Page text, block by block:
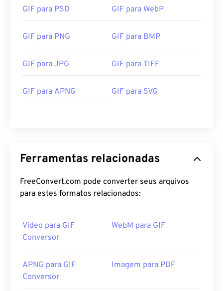
GIF para PSD GIF para WebP
GIF para PNG GIF para BMP
GIF para JPG GIF para TIFF
GIF para APNG GIF para SVG
Ferramentas relacionadas
FreeConvert.com pode converter seus arquivos
para estes formatos relacionados:
Video para GIF
Conversor
WebM para GIF
APNG para GIF
Conversor
Imagem para PDF